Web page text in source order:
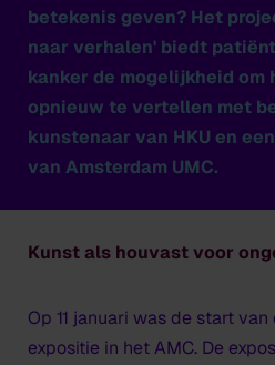
betekenis geven? Het
naar verhalen' biedt
kanker de mogelijkheid
opnieuw te vertellen met
kunstenaar van HKU en
van Amsterdam UMC.
Kunst als houvast voor
Op 11 januari was de start
expositie in het AMC. De